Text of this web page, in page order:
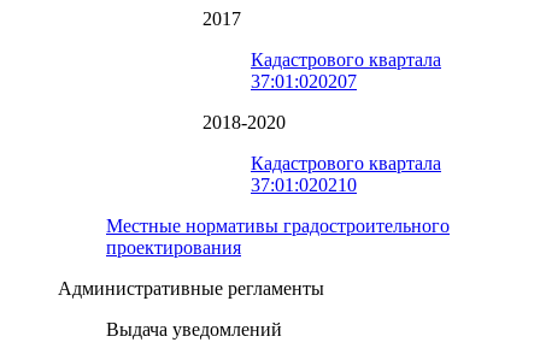
2017
Кадастрового квартала
37:01:020207
2018-2020
Кадастрового квартала
37:01:020210
Местные нормативы градостроительного
проектирования
Административные регламенты
Выдача уведомлений